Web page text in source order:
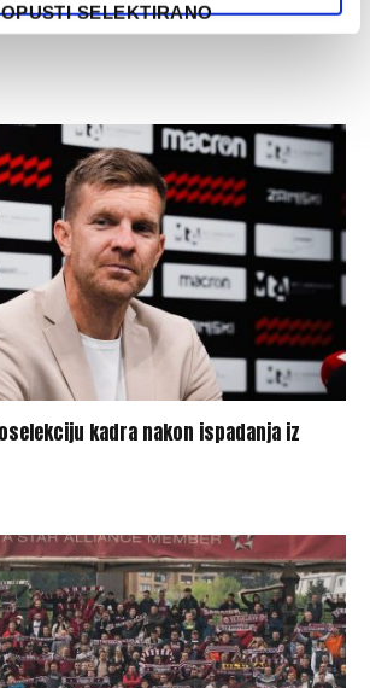
SELEKTIRANO
pratilo meč Borac – Vitebsk u
kadra nakon ispadanja iz